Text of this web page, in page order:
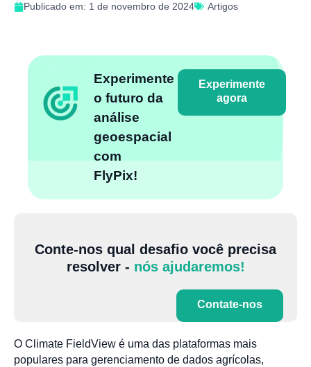
Publicado em: 1 de novembro de 2024 Artigos
Experimente
o futuro da
análise
geoespacial
com
FlyPix!
Experimente
agora
Conte-nos qual desafio você precisa
resolver - nós ajudaremos!
Contate-nos
O Climate FieldView é uma das plataformas mais
populares para gerenciamento de dados agrícolas,